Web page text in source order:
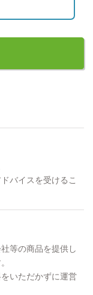
右の銘】 為
ることが何
ットネス、
3月11日時
に与える影響
す。不安を
す。 この
整理させて
る需給的下落
害をもたら
。ただし、
見れば継続
式への投資
境に適応し
めにあらゆる
バイスを受けるこ
等の商品を提供し
いただかずに運営